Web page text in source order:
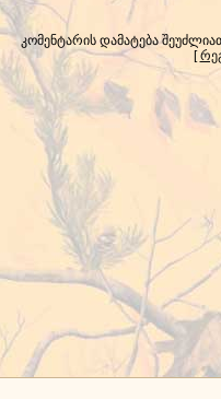
კომენტარის დამატება
[